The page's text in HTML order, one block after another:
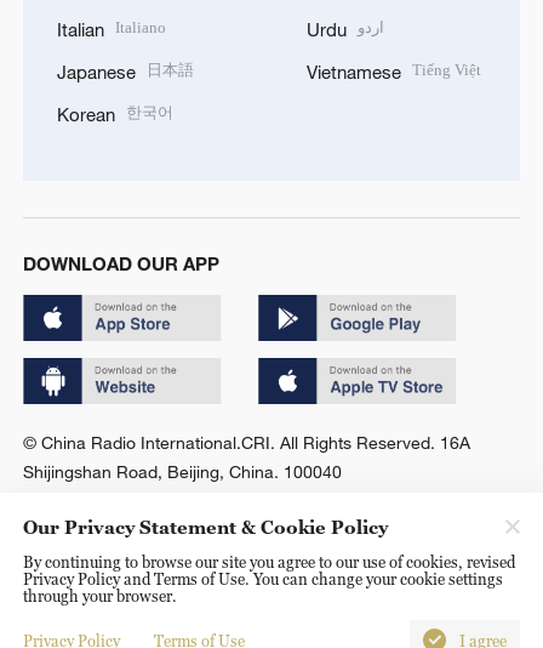
Italian Italiano
Japanese 日本語
Korean 한국어
Urdu اردو
Vietnamese Tiếng Việt
DOWNLOAD OUR APP
© China Radio International.CRI. All Rights Reserved. 16A
Shijingshan Road, Beijing, China. 100040
Our Privacy Statement & Cookie Policy
By continuing to browse our site you agree to our use of cookies, revised
Privacy Policy and Terms of Use. You can change your cookie settings
through your browser.
Privacy Policy Terms of Use I agree